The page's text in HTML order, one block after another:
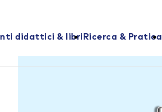
didattici & libri Ricerca & Pratica